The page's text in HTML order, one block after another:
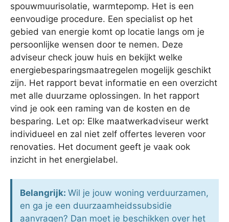
spouwmuurisolatie, warmtepomp. Het is een
eenvoudige procedure. Een specialist op het
gebied van energie komt op locatie langs om je
persoonlijke wensen door te nemen. Deze
adviseur check jouw huis en bekijkt welke
energiebesparingsmaatregelen mogelijk geschikt
zijn. Het rapport bevat informatie en een overzicht
met alle duurzame oplossingen. In het rapport
vind je ook een raming van de kosten en de
besparing. Let op: Elke maatwerkadviseur werkt
individueel en zal niet zelf offertes leveren voor
renovaties. Het document geeft je vaak ook
inzicht in het energielabel.
Belangrijk: Wil je jouw woning verduurzamen,
en ga je een duurzaamheidssubsidie
aanvragen? Dan moet je beschikken over het